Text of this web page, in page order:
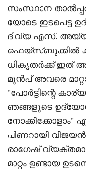
സംസ്ഥാന
യോടെ ഇടപെട്ട
ദിവ്യ എസ്.
ഫെയ്‌സ്ബുക്കിൽ
ധികൃതർക്ക് ഇത്
മുൻപ് അവരെ
"പോർട്ടിന്റെ
ഞങ്ങളുടെ
നോക്കിക്കോളാം"
പിണറായി
രാഗേഷ്
മാറ്റം ഉണ്ടായ